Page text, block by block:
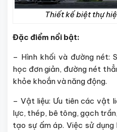
Thiết kế biệt thự
Đặc điểm nổi bật:
– Hình khối và đường nét:
học đơn giản, đường nét
khỏe khoắn và năng động.
– Vật liệu: Ưu tiên các vật
lực, thép, bê tông, gạch
tạo sự ấm áp. Việc sử